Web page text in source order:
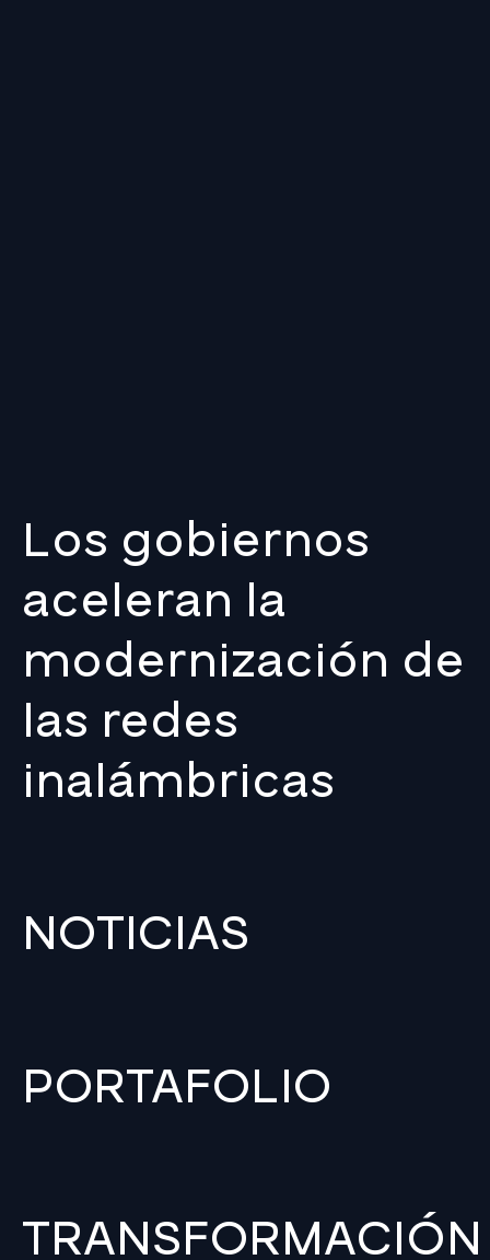
Los gobiernos
aceleran la
modernización de
las redes
inalámbricas
NOTICIAS
PORTAFOLIO
TRANSFORMACIÓN